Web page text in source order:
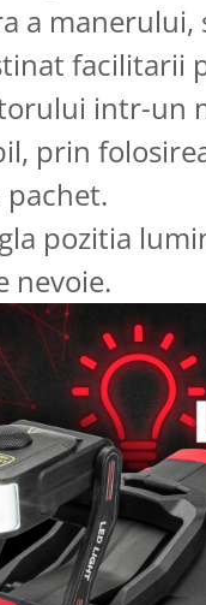
a manerului,
facilitarii
intr-un
prin
pachet.
pozitia
nevoie.